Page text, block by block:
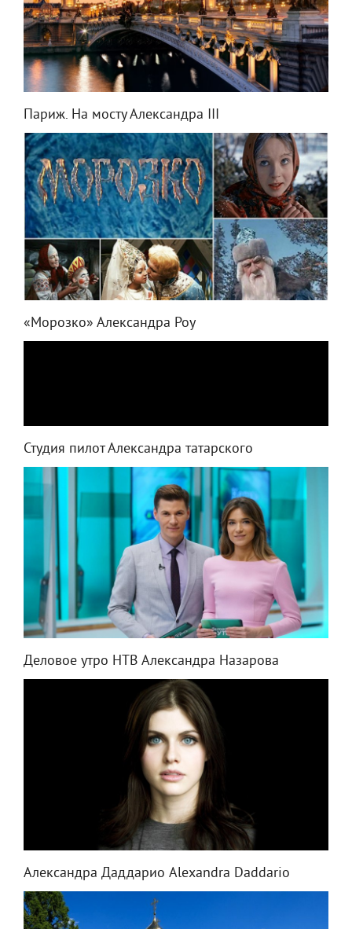
Париж. На мосту Александра III
«Морозко» Александра Роу
Студия пилот Александра татарского
Деловое утро НТВ Александра Назарова
Александра Даддарио Alexandra Daddario